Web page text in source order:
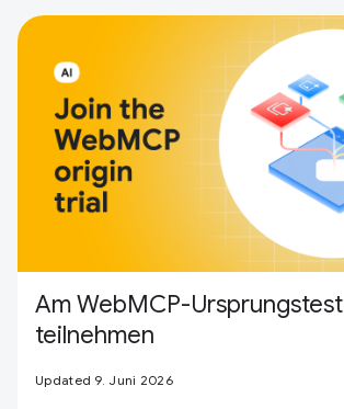
Am WebMCP-Ursprungstest
teilnehmen
Updated 9. Juni 2026